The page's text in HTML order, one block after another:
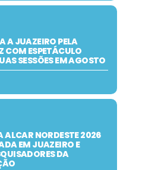
A JUAZEIRO PELA
COM ESPETÁCULO
SESSÕES EM AGOSTO
ALCAR NORDESTE 2026
EM JUAZEIRO E
DA